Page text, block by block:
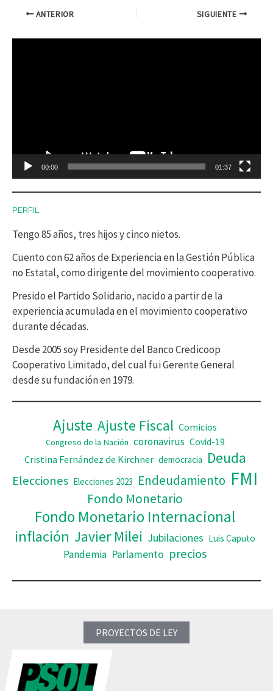
ANTERIOR SIGUIENTE
d
c
t
o
r
d
e
v
d
e
o
00:00 01:37
PERFIL
Tengo 85 años, tres hijos y cinco nietos.
Cuento con 62 años de Experiencia en la Gestión Pública
no Estatal, como dirigente del movimiento cooperativo.
Presido el Partido Solidario, nacido a partir de la
experiencia acumulada en el movimiento cooperativo
durante décadas.
Desde 2005 soy Presidente del Banco Credicoop
Cooperativo Limitado, del cual fui Gerente General
desde su fundación en 1979.
Ajuste Ajuste Fiscal Comicios
Congreso de la Nación coronavirus Covid-19
Cristina Fernández de Kirchner democracia Deuda
Elecciones Elecciones 2023 Endeudamiento FMI
Fondo Monetario
Fondo Monetario Internacional
inflación Javier Milei Jubilaciones Luis Caputo
Pandemia Parlamento precios
PROYECTOS DE LEY